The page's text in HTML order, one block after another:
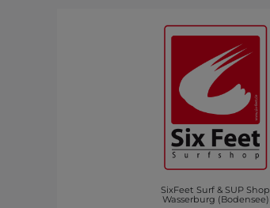
SixFeet Surf & SUP Shop
Wasserburg (Bodensee)